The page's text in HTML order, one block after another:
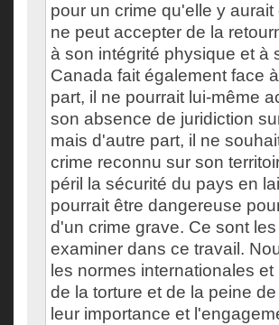
pour un crime qu'elle y
ne peut accepter de la
à son intégrité physique et à
Canada fait également face
part, il ne pourrait lui-même
son absence de juridiction
mais d'autre part, il ne
crime reconnu sur son
péril la sécurité du pays en
pourrait être dangereuse
d'un crime grave. Ce sont
examiner dans ce travail.
les normes internationales
de la torture et de la peine
leur importance et